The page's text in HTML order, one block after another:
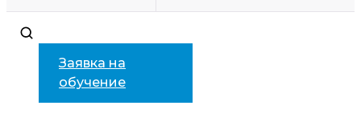
Заявка на
обучение